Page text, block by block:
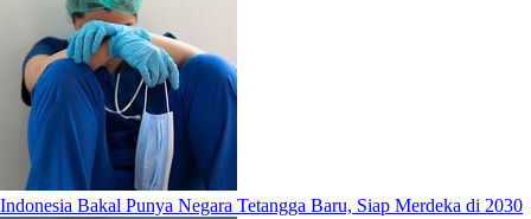
Indonesia Bakal Punya Negara Tetangga Baru, Siap Merdeka di 2030